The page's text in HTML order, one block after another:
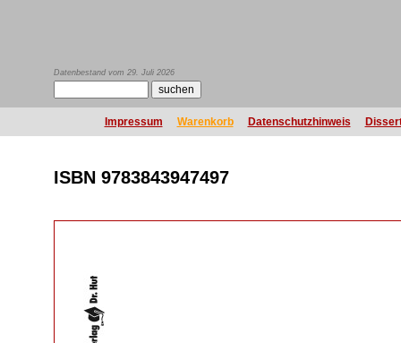
Datenbestand vom 29. Juli 2026
Impressum Warenkorb Datenschutzhinweis
ISBN 9783843947497